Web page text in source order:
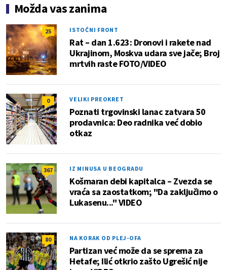
Možda vas zanima
25 ISTOČNI FRONT
Rat – dan 1.623: Dronovi i rakete nad
Ukrajinom, Moskva udara sve jače; Broj
mrtvih raste FOTO/VIDEO
0 VELIKI PREOKRET
Poznati trgovinski lanac zatvara 50
prodavnica: Deo radnika već dobio
otkaz
367 IZ MINUSA U BEOGRADU
Košmaran debi kapitalca – Zvezda se
vraća sa zaostatkom; "Da zaključimo o
Lukasenu..." VIDEO
80 NA KORAK OD PLEJ-OFA
Partizan već može da se sprema za
Hetafe; Ilić otkrio zašto Ugrešić nije